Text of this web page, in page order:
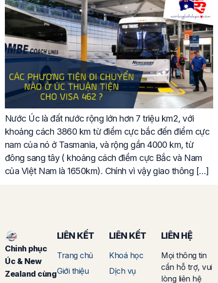
Nước Úc là đất nước rộng lớn hơn 7 triệu km2, với
khoảng cách 3860 km từ điểm cực bắc đến điểm cực
nam của nó ở Tasmania, và rộng gần 4000 km, từ
đông sang tây ( khoảng cách điểm cực Bắc và Nam
của Việt Nam là 1650km). Chính vì vậy giao thông […]
Chinh phục
Úc & New
Zealand cùng
LIÊN KẾT
Trang chủ
Giới thiệu
LIÊN KẾT
Khoá học
Dịch vụ
LIÊN HỆ
Mọi thông tin
cần hỗ trợ, vui
lòng liên hệ